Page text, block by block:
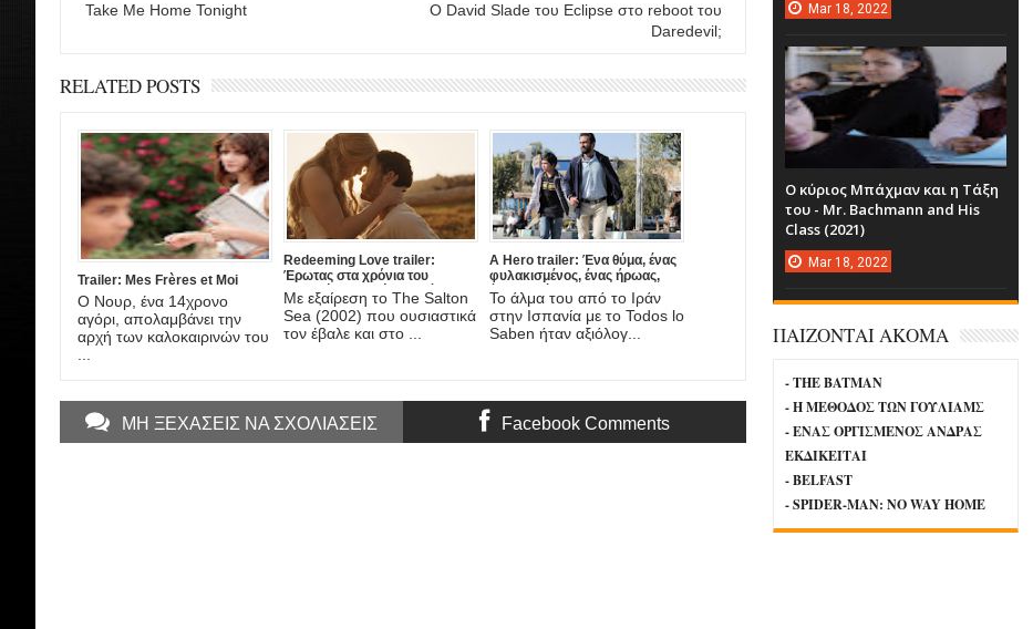
Take Me Home Tonight
Ο David Slade του Eclipse στο reboot του
Daredevil;
RELATED POSTS
Trailer: Mes Frères et Moi
Ο Νουρ, ένα 14χρονο
αγόρι, απολαμβάνει την
αρχή των καλοκαιρινών του
Redeeming Love trailer:
Έρωτας στα χρόνια του
Χρυσού Πυρετού, στη νέα
ταινία του DJ Caruso
Με εξαίρεση το The Salton
Sea (2002) που ουσιαστικά
τον έβαλε και στο ...
A Hero trailer: Ένα θύμα, ένας
φυλακισμένος, ένας ήρωας,
ένας πατέρας. Έρχεται στο
Amazon η νέα ταινία του
Asghar Farhadi!
Το άλμα του από το Ιράν
στην Ισπανία με το Todos lo
Saben ήταν αξιόλογ...
ΜΗ ΞΕΧΑΣΕΙΣ ΝΑ ΣΧΟΛΙΑΣΕΙΣ Facebook Comments
Mar 18, 2022
Ο κύριος Μπάχμαν και η Τάξη
του - Mr. Bachmann and His
Class (2021)
Mar 18, 2022
ΠΑΙΖΟΝΤΑΙ ΑΚΟΜΑ
- THE BATMAN
- Η ΜΕΘΟΔΟΣ ΤΩΝ ΓΟΥΛΙΑΜΣ
- ΕΝΑΣ ΟΡΓΙΣΜΕΝΟΣ ΑΝΔΡΑΣ
ΕΚΔΙΚΕΙΤΑΙ
- BELFAST
- SPIDER-MAN: NO WAY HOME